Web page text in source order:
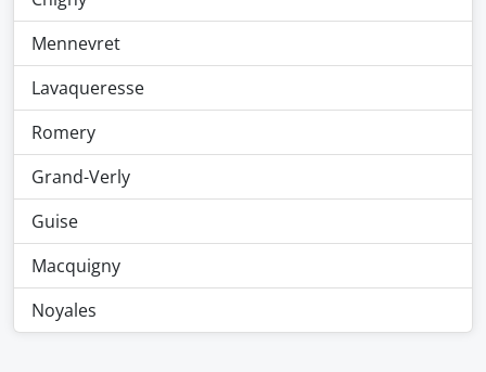
Mennevret
Lavaqueresse
Romery
Grand-Verly
Guise
Macquigny
Noyales